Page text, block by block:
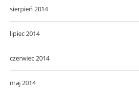
sierpień 2014
lipiec 2014
czerwiec 2014
maj 2014